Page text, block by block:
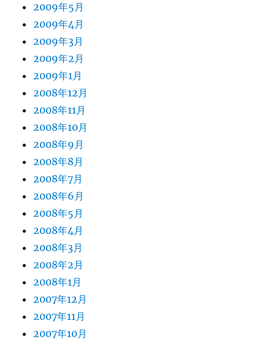
2009年5月
2009年4月
2009年3月
2009年2月
2009年1月
2008年12月
2008年11月
2008年10月
2008年9月
2008年8月
2008年7月
2008年6月
2008年5月
2008年4月
2008年3月
2008年2月
2008年1月
2007年12月
2007年11月
2007年10月